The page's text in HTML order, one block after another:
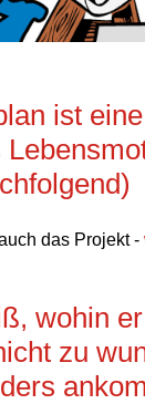
ist
das Projekt -
wohin
zu